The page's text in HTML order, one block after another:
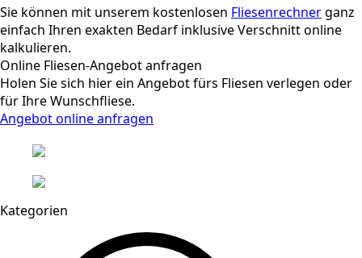
Sie können mit unserem kostenlosen Fliesenrechnerganz
einfach Ihren exakten Bedarf inklusive Verschnitt online
kalkulieren.
Online Fliesen-Angebot anfragen
Holen Sie sich hier ein Angebot fürs Fliesen verlegen oder
für Ihre Wunschfliese.
Angebot online anfragen
Kategorien